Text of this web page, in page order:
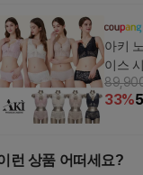
아키
이스
4
33%
런 상품 어떠세요?